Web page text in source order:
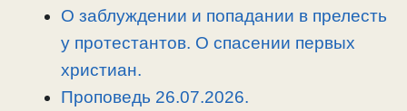
О заблуждении и попадании в прелесть
у протестантов. О спасении первых
христиан.
Проповедь 26.07.2026.